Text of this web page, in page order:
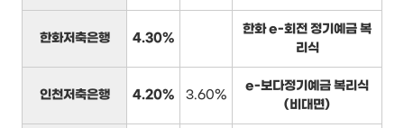
한화저축은행 4.30%
한화 e-회전 정기예금 복
리식
인천저축은행 4.20% 3.60%
e-보다정기예금 복리식
(비대면)